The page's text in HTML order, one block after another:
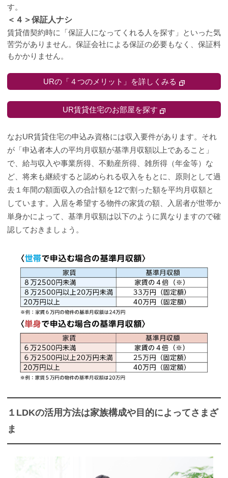
す。
＜４＞保証人ナシ
賃貸借契約時に「保証人になってくれる人を探す」といった気
苦労がありません。保証会社による保証の必要もなく、保証料
もかかりません。
URの「４つのメリット」を詳しくみる
UR賃貸住宅のお部屋を探す
なおUR賃貸住宅の申込み資格には収入要件があります。それ
が「申込者本人の平均月収額が基準月収額以上であること」
で、給与収入や事業所得、不動産所得、雑所得（年金等）な
ど、将来も継続すると認められる収入をもとに、原則として過
去１年間の額面収入の合計額を12で割った額を平均月収額と
しています。入居を希望する物件の家賃の額、入居者が世帯か
単身かによって、基準月収額は以下のように異なりますので確
認しておきましょう。
１LDKの活用方法は家族構成や目的によってさまざ
ま